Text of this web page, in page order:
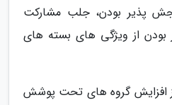
پذیر بودن، جلب مشارکت
بودن از ویژگی های بسته های
افزایش گروه های تحت پوشش